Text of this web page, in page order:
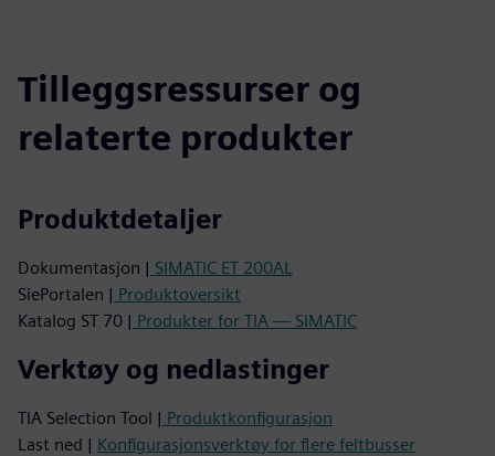
Tilleggsressurser og
relaterte produkter
Produktdetaljer
Dokumentasjon | SIMATIC ET 200AL
SiePortalen | Produktoversikt
Katalog ST 70 | Produkter for TIA — SIMATIC
Verktøy og nedlastinger
TIA Selection Tool | Produktkonfigurasjon
Last ned | Konfigurasjonsverktøy for flere feltbusser